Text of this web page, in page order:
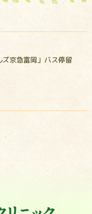
京急富岡」バス停留